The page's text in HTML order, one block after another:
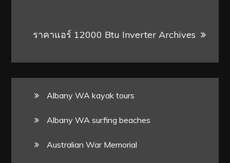
ราคาแอร์ 12000 Btu Inverter Archives
Albany WA kayak tours
Albany WA surfing beaches
Australian War Memorial